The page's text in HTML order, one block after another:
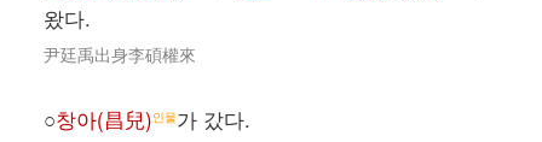
왔다.
尹廷禹出身李碩權來
○창아(昌兒)인물가 갔다.